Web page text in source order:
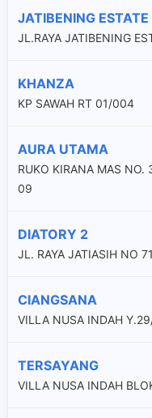
JATIBENING ESTATE
JL.RAYA JATIBENING
KHANZA
KP SAWAH RT 01/004
AURA UTAMA
RUKO KIRANA MAS
09
DIATORY 2
JL. RAYA JATIASIH NO
CIANGSANA
VILLA NUSA INDAH
TERSAYANG
VILLA NUSA INDAH